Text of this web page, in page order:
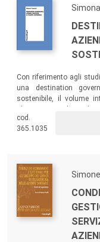
Con riferimento agli
una destination
sostenibile, il volume
sostenibilità dei territori,
coinvolte.
cod.
365.1035